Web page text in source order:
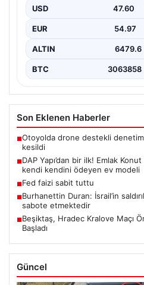
USD 47.60
EUR 54.97
ALTIN 6479.6
BTC 3063858
Son Eklenen Haberler
■Otoyolda drone destekli
kesildi
■DAP Yapı’dan bir ilk! Emlak
kendi kendini ödeyen ev modeli
■Fed faizi sabit tuttu
■Burhanettin Duran: İsrail’in
sabote etmektedir
■Beşiktaş, Hradec Kralove Maçı
Başladı
Güncel